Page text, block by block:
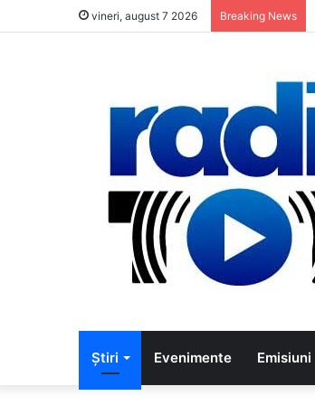
vineri, august 7 2026 Breaking News
Știri Evenimente Emisiuni